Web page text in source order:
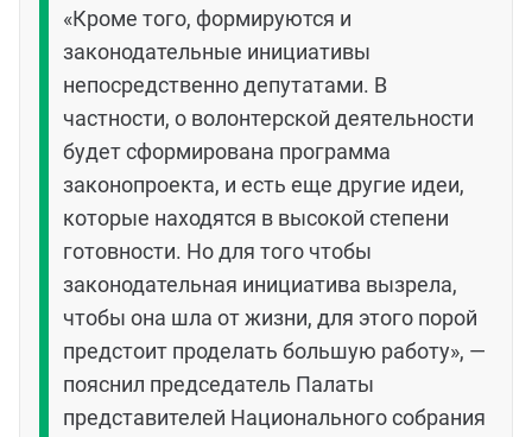
«Кроме того, формируются и
законодательные инициативы
непосредственно депутатами. В
частности, о волонтерской деятельности
будет сформирована программа
законопроекта, и есть еще другие идеи,
которые находятся в высокой степени
готовности. Но для того чтобы
законодательная инициатива вызрела,
чтобы она шла от жизни, для этого порой
предстоит проделать большую работу», —
пояснил председатель Палаты
представителей Национального собрания